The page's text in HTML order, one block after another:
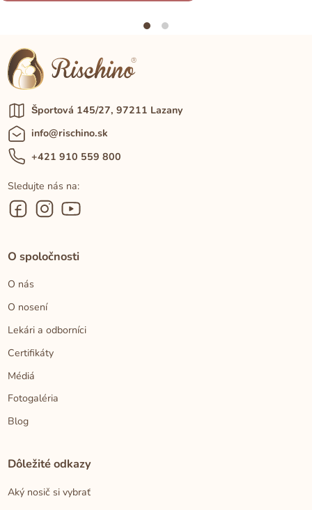
Športová 145/27, 97211 Lazany
info@rischino.sk
+421 910 559 800
Sledujte nás na:
O spoločnosti
O nás
O nosení
Lekári a odborníci
Certifikáty
Médiá
Fotogaléria
Blog
Dôležité odkazy
Aký nosič si vybrať